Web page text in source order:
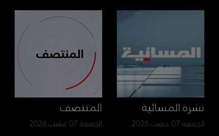
نشرة المسائية
الجمعة 07 غشت 2026
المنتصف
الجمعة 07 غشت 2026